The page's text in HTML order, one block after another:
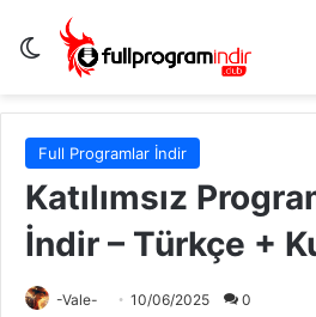
Dış görünümü değiştir
Full Programlar İndir
Katılımsız
İndir – Türkçe +
-Vale- 10/06/2025 0